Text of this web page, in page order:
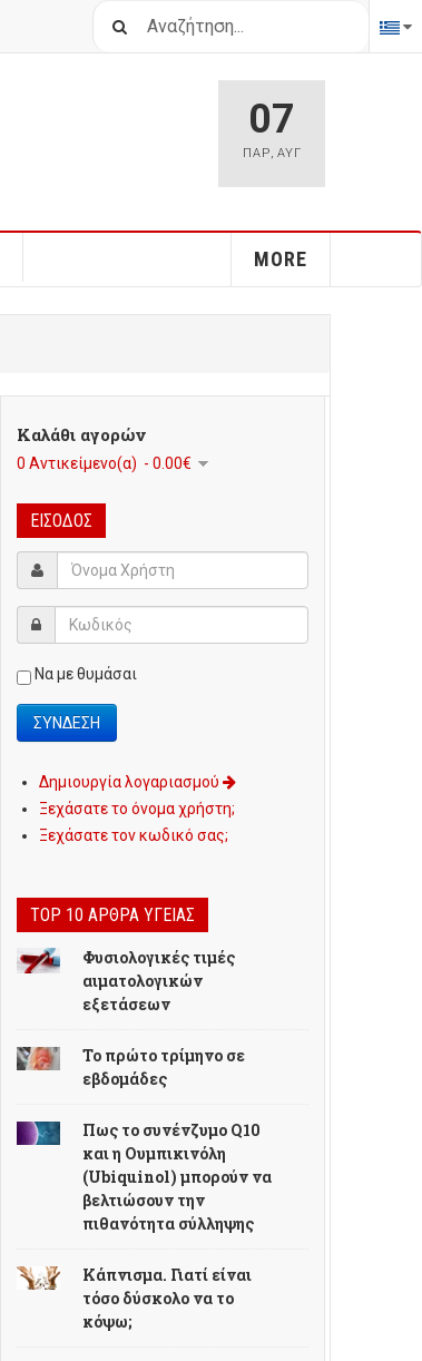
07
ΠΑΡ, ΑΥΓ
MORE
Καλάθι αγορών
0 Αντικείμενο(α) - 0.00€
ΕΊΣΟΔΟΣ
Να με θυμάσαι
Δημιουργία λογαριασμού
Ξεχάσατε το όνομα χρήστη;
Ξεχάσατε τον κωδικό σας;
TOP 10 ΆΡΘΡΑ ΥΓΕΊΑΣ
Φυσιολογικές τιμές
αιματολογικών
εξετάσεων
Το πρώτο τρίμηνο σε
εβδομάδες
Πως το συνένζυμο Q10
και η Ουμπικινόλη
(Ubiquinol) μπορούν να
βελτιώσουν την
πιθανότητα σύλληψης
Κάπνισμα. Γιατί είναι
τόσο δύσκολο να το
κόψω;